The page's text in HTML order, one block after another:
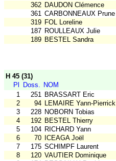
362 DAUDON Clémence
361 CARBONNEAUX Prune
319 FOL Loreline
187 ROULLEAUX Julie
189 BESTEL Sandra
H 45 (31)
Pl
Doss. NOM
1
251 BRASSART Eric
2
94 LEMAIRE Yann-Pierrick
3
228 NOBORN Tobias
4
192 BESTEL Thierry
5
104 RICHARD Yann
6
70 ICEAGA Joël
7
175 SCHIMPF Laurent
8
120 VAUTIER Dominique